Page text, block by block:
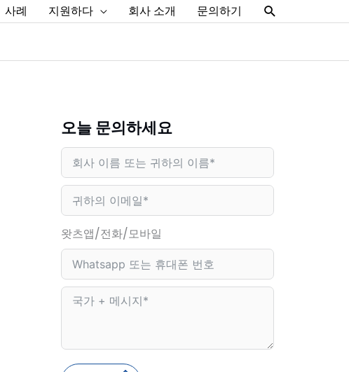
사례 지원하다 회사 소개 문의하기 찾
다
오늘 문의하세요
왓츠앱/전화/모바일